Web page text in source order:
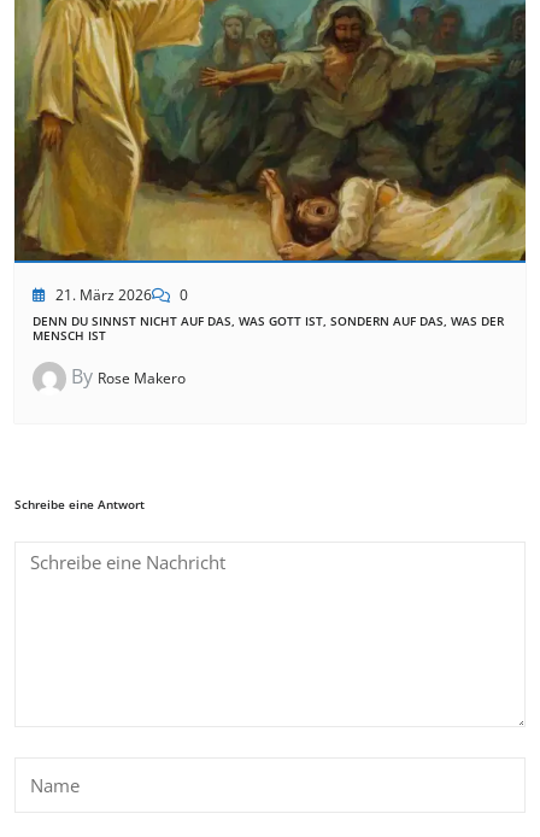
21. März 2026 0
DENN DU SINNST NICHT AUF DAS, WAS GOTT IST, SONDERN AUF DAS, WAS DER
MENSCH IST
By Rose Makero
Schreibe eine Antwort